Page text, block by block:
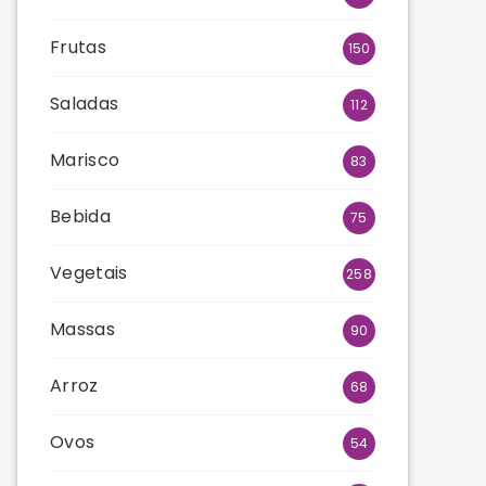
Frutas 150
Saladas 112
Marisco 83
Bebida 75
Vegetais 258
Massas 90
Arroz 68
Ovos 54